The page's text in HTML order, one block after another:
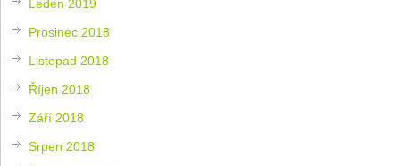
Leden 2019
Prosinec 2018
Listopad 2018
Říjen 2018
Září 2018
Srpen 2018